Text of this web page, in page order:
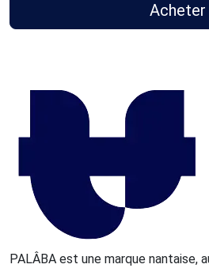
Acheter
PALÂBA est une marque nantaise,